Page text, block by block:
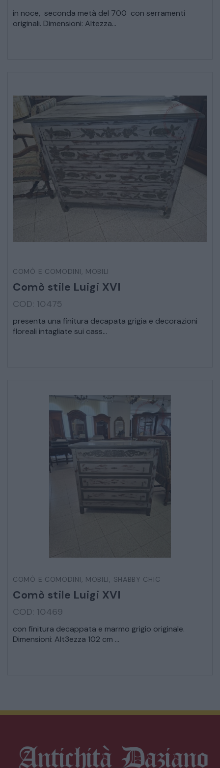
DECORAZIONI OGGETTISTICA ILLUMINAZIONE
MATERIALI E STRUTTURE
MODERNARIATO
STILI ED ESPOSIZIONE
STRUMENTI MUSICALI
in noce, seconda metà del 700 con serramenti
originali. Dimensioni: Altezza...
COMÒ E COMODINI, MOBILI
Comò stile Luigi XVI
COD: 10475
presenta una finitura decapata grigia e decorazioni
floreali intagliate sui cass...
COMÒ E COMODINI, MOBILI, SHABBY CHIC
Comò stile Luigi XVI
COD: 10469
con finitura decappata e marmo grigio originale.
Dimensioni: Alt3ezza 102 cm ...